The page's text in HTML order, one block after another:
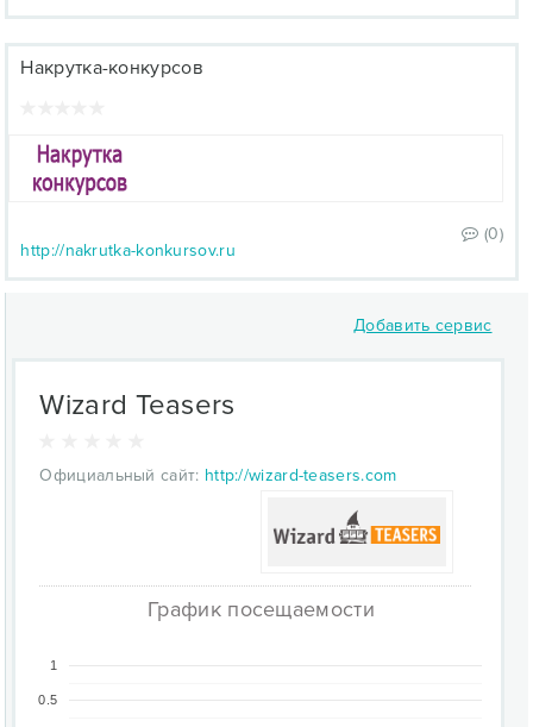
Накрутка-конкурсов
(0)
http://nakrutka-konkursov.ru
Добавить сервис
Wizard Teasers
Официальный сайт: http://wizard-teasers.com
График посещаемости
0.5
1